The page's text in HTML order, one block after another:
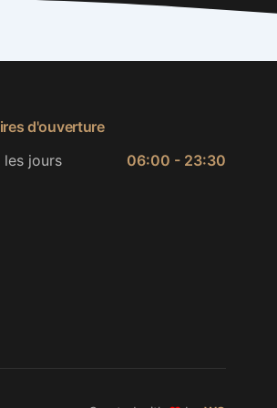
d'ouverture
les jours
06:00 - 23:30